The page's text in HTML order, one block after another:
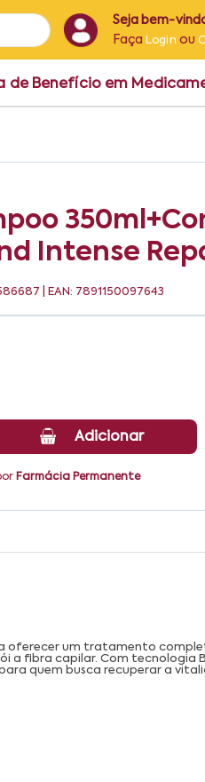
Seja bem-
Faça Login ou
de Benefício em
Intense
| EAN: 7891150097643
Adicionar
Farmácia Permanente
oferecer um tratamento
fibra capilar. Com tecnologia
quem busca recuperar a